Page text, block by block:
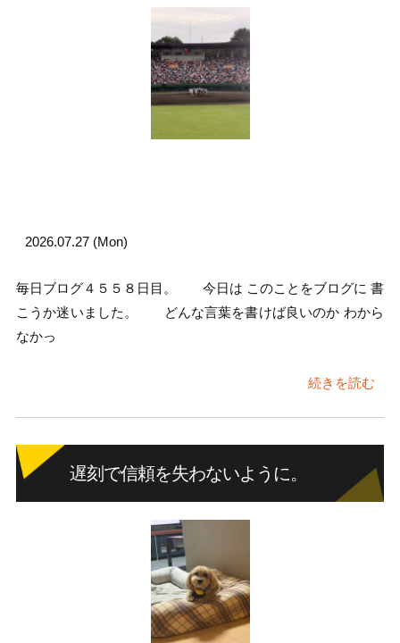
2026.07.27 (Mon)
毎日ブログ４５５８日目。 今日は このことをブログに 書
こうか迷いました。 どんな言葉を書けば良いのか わから
なかっ
続きを読む
遅刻で信頼を失わないように。